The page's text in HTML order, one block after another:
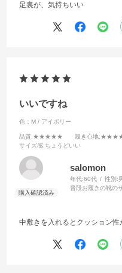
足裏が、気持ちいい
いいですね
色：M / アイボリー
品質:★★★★★ 履き心地
サイズ感:ちょうどいい
salomon
年代:60代 性別:
普段お履きの靴の
中敷きを入れるとクッション